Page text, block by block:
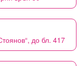
до бл. 417